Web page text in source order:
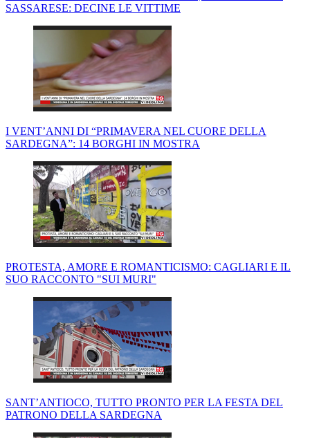
SASSARESE: DECINE LE VITTIME
I VENT’ANNI DI “PRIMAVERA NEL CUORE DELLA
SARDEGNA”: 14 BORGHI IN MOSTRA
PROTESTA, AMORE E ROMANTICISMO: CAGLIARI E IL
SUO RACCONTO "SUI MURI"
SANT’ANTIOCO, TUTTO PRONTO PER LA FESTA DEL
PATRONO DELLA SARDEGNA